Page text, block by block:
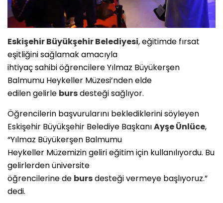
Eskişehir Büyükşehir Belediyesi, eğitimde fırsat
eşitliğini sağlamak amacıyla
ihtiyaç sahibi öğrencilere Yılmaz Büyükerşen
Balmumu Heykeller Müzesi’nden elde
edilen gelirle bursdesteği sağlıyor.
Öğrencilerin başvurularını beklediklerini söyleyen
Eskişehir Büyükşehir Belediye BaşkanıAyşe Ünlüce,
“Yılmaz Büyükerşen Balmumu
Heykeller Müzemizin geliri eğitim için kullanılıyordu. Bu
gelirlerden üniversite
öğrencilerine de bursdesteği vermeye başlıyoruz.”
dedi.